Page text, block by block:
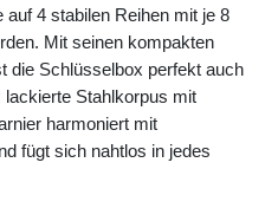
4 stabilen Reihen mit je 8
Mit seinen kompakten
die Schlüsselbox perfekt auch
Stahlkorpus mit
harmoniert mit
fügt sich nahtlos in jedes